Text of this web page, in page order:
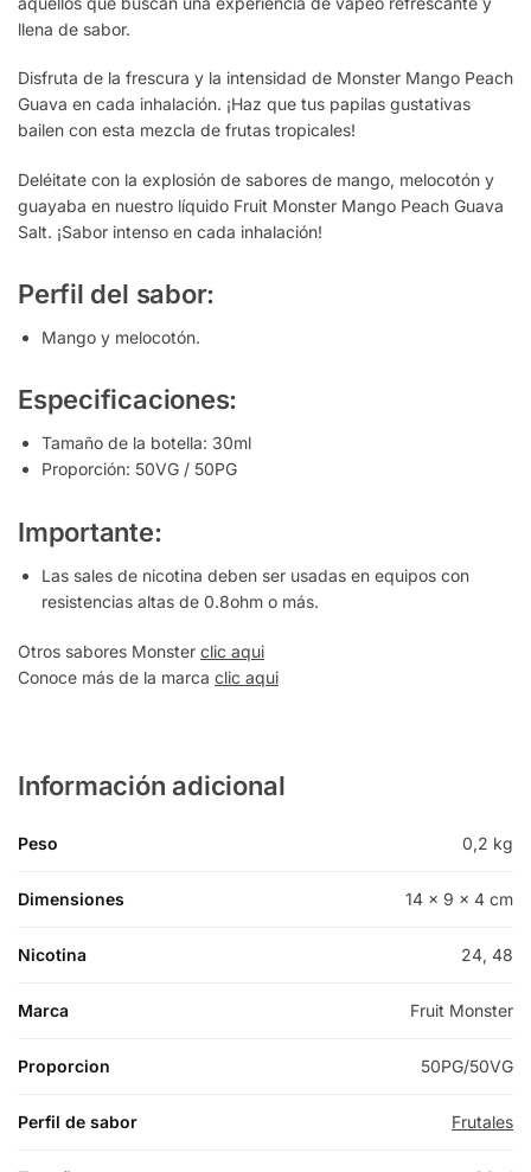
llena de sabor.
Disfruta de la frescura y la intensidad de Monster Mango Peach
Guava en cada inhalación. ¡Haz que tus papilas gustativas
bailen con esta mezcla de frutas tropicales!
Deléitate con la explosión de sabores de mango, melocotón y
guayaba en nuestro líquido Fruit Monster Mango Peach Guava
Salt. ¡Sabor intenso en cada inhalación!
Perfil del sabor:
Mango y melocotón.
Especificaciones:
Tamaño de la botella: 30ml
Proporción: 50VG / 50PG
Importante:
Las sales de nicotina deben ser usadas en equipos con
resistencias altas de 0.8ohm o más.
Otros sabores Monster clic aqui
Conoce más de la marca clic aqui
Información adicional
Peso 0,2 kg
Dimensiones 14 × 9 × 4 cm
Nicotina 24, 48
Marca Fruit Monster
Proporcion 50PG/50VG
Perfil de sabor Frutales